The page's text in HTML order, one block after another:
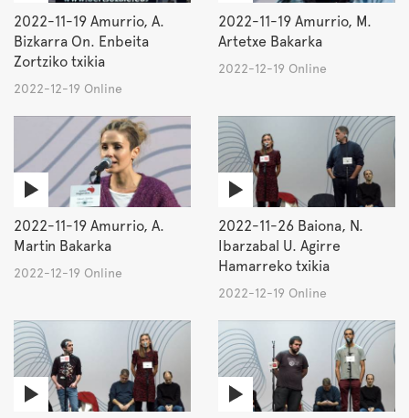
2022-11-19 Amurrio, A.
Bizkarra On. Enbeita
Zortziko txikia
2022-12-19 Online
2022-11-19 Amurrio, M.
Artetxe Bakarka
2022-12-19 Online
2022-11-19 Amurrio, A.
Martin Bakarka
2022-12-19 Online
2022-11-26 Baiona, N.
Ibarzabal U. Agirre
Hamarreko txikia
2022-12-19 Online